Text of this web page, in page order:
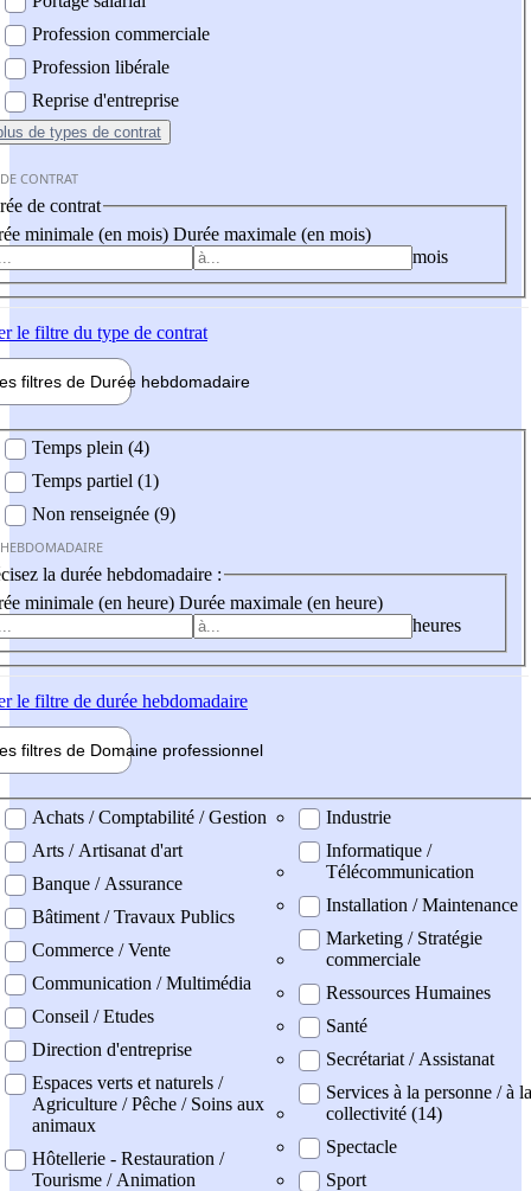
Profession commerciale
Profession libérale
Reprise d'entreprise
de types de contrat
CONTRAT
de contrat
minimale (en mois) Durée maximale (en mois)
mois
le filtre du type de contrat
filtres de Durée hebdomadaire
Temps plein (4)
Temps partiel (1)
Non renseignée (9)
la durée hebdomadaire :
minimale (en heure) Durée maximale (en heure)
heures
le filtre de durée hebdomadaire
filtres de Domaine professionnel
professionel
Achats / Comptabilité / Gestion
Arts / Artisanat d'art
Banque / Assurance
Bâtiment / Travaux Publics
Commerce / Vente
Communication / Multimédia
Conseil / Etudes
Direction d'entreprise
Espaces verts et naturels /
Agriculture / Pêche / Soins aux
animaux
Hôtellerie - Restauration /
Tourisme / Animation
Industrie
Informatique /
Télécommunication
Installation / Maintenance
Marketing / Stratégie
commerciale
Ressources Humaines
Santé
Secrétariat / Assistanat
Services à la personne / à la
collectivité (14)
Spectacle
Sport